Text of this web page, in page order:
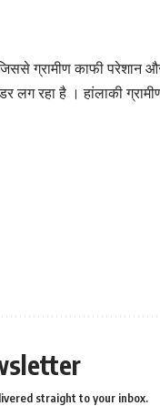
जिससे ग्रामीण काफी
लग रहा है । हांलाकी
straight to your inbox.